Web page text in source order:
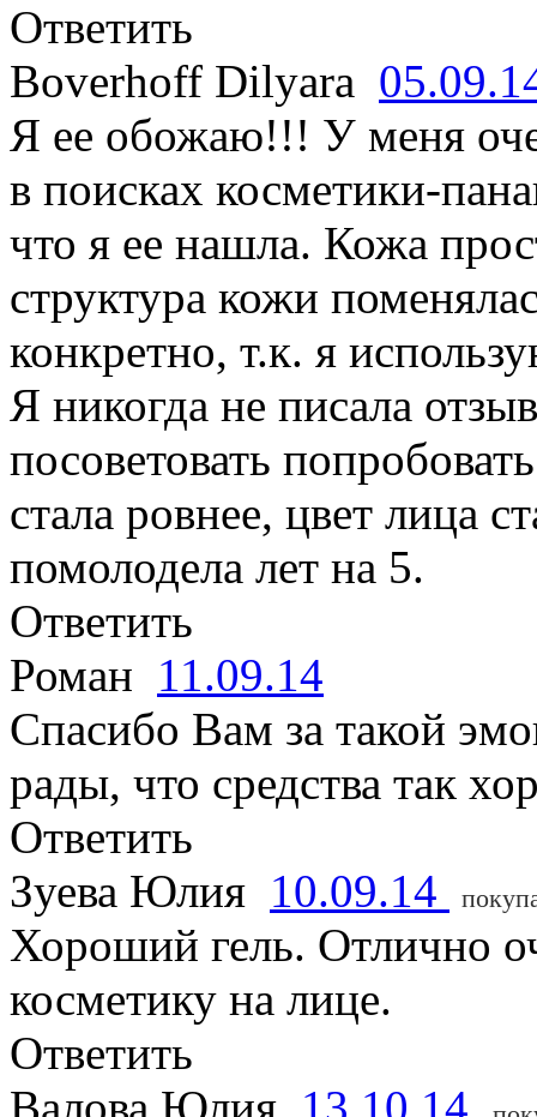
Ответить
Boverhoff Dilyara
Я ее обожаю!!! У меня
в поисках косметики-
что я ее нашла. Кожа
структура кожи
конкретно, т.к. я
Я никогда не писала
посоветовать
стала ровнее, цвет лица
помолодела лет на 5.
Ответить
Роман 11.09.14
Спасибо Вам за такой
рады, что средства так
Ответить
Зуева Юлия 10.09.14
Хороший гель. Отлично
косметику на лице.
Ответить